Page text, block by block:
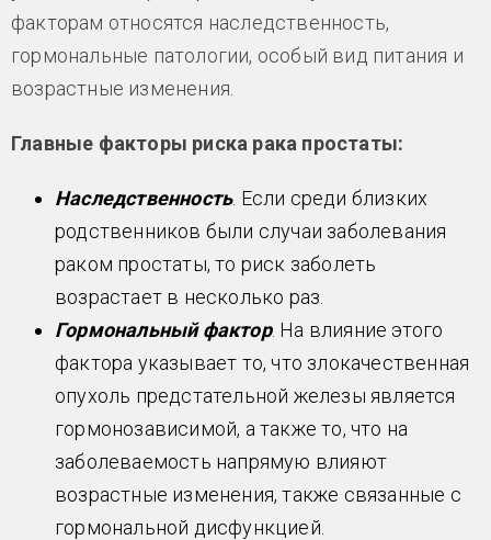
факторам относятся наследственность,
гормональные патологии, особый вид питания и
возрастные изменения.
Главные факторы риска рака простаты:
Наследственность. Если среди близких
родственников были случаи заболевания
раком простаты, то риск заболеть
возрастает в несколько раз.
Гормональный фактор. На влияние этого
фактора указывает то, что злокачественная
опухоль предстательной железы является
гормонозависимой, а также то, что на
заболеваемость напрямую влияют
возрастные изменения, также связанные с
гормональной дисфункцией.